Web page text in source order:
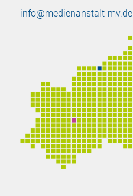
info@medienanstalt-mv.de